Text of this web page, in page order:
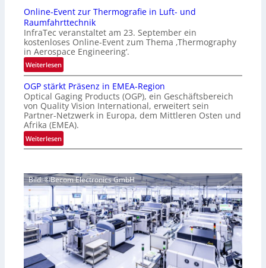
e
‚
H
y
p
e
r
s
p
e
c
t
r
l
N
w
s
‘
t
e
r
n
a
t
o
n
a
l
V
i
i
o
N
i
g
h
t
2
Online-Event zur Thermografie in Luft- und
Raumfahrttechnik
InfraTec veranstaltet am 23. September ein
kostenloses Online-Event zum Thema ‚Thermography
in Aerospace Engineering‘.
Weiterlesen:
O
n
l
i
n
e
-
e
n
z
u
r
T
h
OGP stärkt Präsenz in EMEA-Region
Optical Gaging Products (OGP), ein Geschäftsbereich
von Quality Vision International, erweitert sein
Partner-Netzwerk in Europa, dem Mittleren Osten und
Afrika (EMEA).
Weiterlesen:
O
P
s
ä
r
t
P
r
Bild: ©Becom Electronics GmbH